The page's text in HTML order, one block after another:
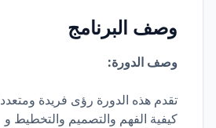
وصف البرنامج
وصف الدورة:
تقدم هذه الدورة رؤى فريدة
كيفية الفهم والتصميم والتخطيط و